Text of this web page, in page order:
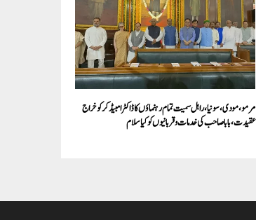
مرمو، مودی، سونیا، راہل سمیت تمام رہنماؤں کا ڈاکٹر امبیڈکر کو خراج
عقیدت، بابا صاحب کی خدمات و قربانیوں کو کیا سلام